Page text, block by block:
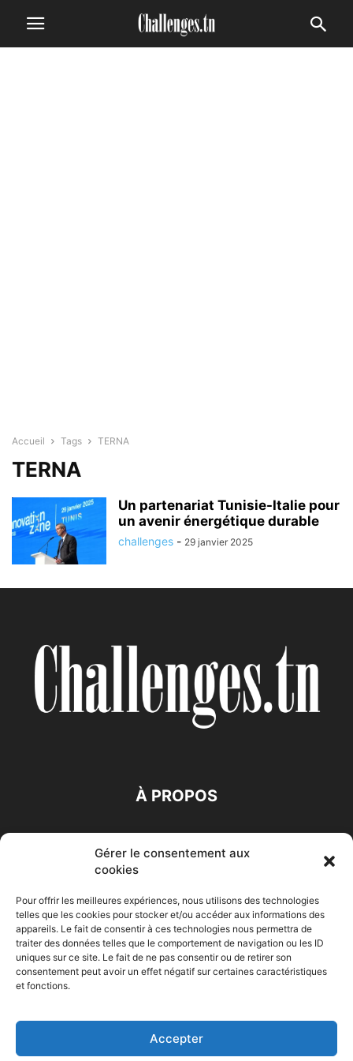
Gérer le consentement aux
cookies
Pour offrir les meilleures expériences, nous utilisons des technologies
telles que les cookies pour stocker et/ou accéder aux informations des
appareils. Le fait de consentir à ces technologies nous permettra de
traiter des données telles que le comportement de navigation ou les ID
uniques sur ce site. Le fait de ne pas consentir ou de retirer son
consentement peut avoir un effet négatif sur certaines caractéristiques
et fonctions.
Accepter
Accueil Tags TERNA
TERNA
Un partenariat Tunisie-Italie pour
un avenir énergétique durable
challenges - 29 janvier 2025
À PROPOS
Accueil Economie Entreprises Entrepreneur
Maghreb
© Challenges.tn By AAKOM.DIGITAL